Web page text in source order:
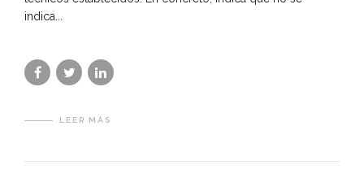
indica...
LEER MÁS